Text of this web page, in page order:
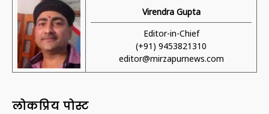
Virendra Gupta
Editor-in-Chief
(+91) 9453821310
editor@mirzapurnews.com
लोकप्रिय पोस्ट